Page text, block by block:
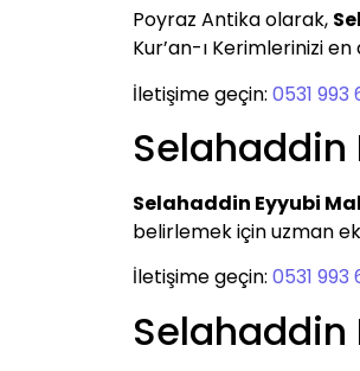
Poyraz Antika olarak,
Kur’an-ı Kerimlerinizi
İletişime geçin: 0531 993
Selahaddin Eyyubi
belirlemek için uzman
İletişime geçin: 0531 993
Selahaddin